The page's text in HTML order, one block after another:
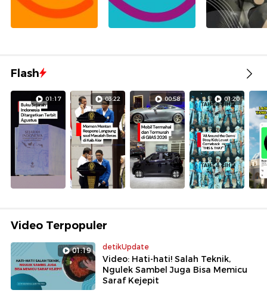
Flash
01:17 03:22 00:58 01:20
Video Terpopuler
01:19 detikUpdate
Video: Hati-hati! Salah Teknik,
Ngulek Sambel Juga Bisa Memicu
Saraf Kejepit